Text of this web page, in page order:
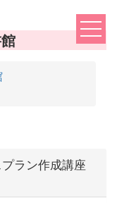
ラン作成講座